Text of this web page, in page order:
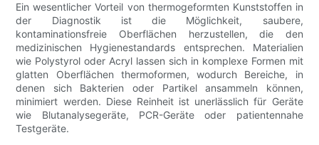
Ein wesentlicher Vorteil von thermogeformten Kunststoffen in
der Diagnostik ist die Möglichkeit, saubere,
kontaminationsfreie Oberflächen herzustellen, die den
medizinischen Hygienestandards entsprechen. Materialien
wie Polystyrol oder Acryl lassen sich in komplexe Formen mit
glatten Oberflächen thermoformen, wodurch Bereiche, in
denen sich Bakterien oder Partikel ansammeln können,
minimiert werden. Diese Reinheit ist unerlässlich für Geräte
wie Blutanalysegeräte, PCR-Geräte oder patientennahe
Testgeräte.